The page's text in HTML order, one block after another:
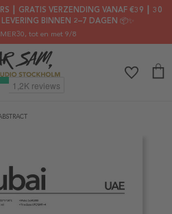
┃ GRATIS VERZENDING VANAF €39 ┃ 30
BINNEN 2–7 DAGEN 📦✨
, tot en met 9/8